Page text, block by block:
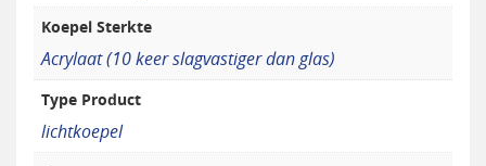
Koepel Sterkte
Acrylaat (10 keer slagvastiger dan glas)
Type Product
lichtkoepel